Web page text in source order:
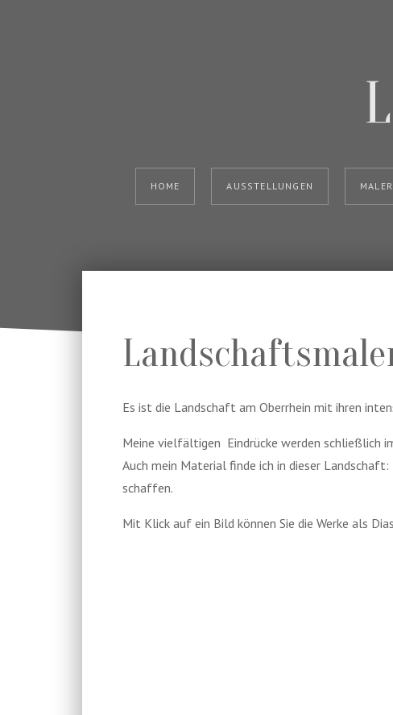
HOME AUSSTELLUNGEN
Es ist die Landschaft am Oberrhein mit ihren
Meine vielfältigen Eindrücke werden schließlich
Auch mein Material finde ich in dieser
schaffen.
Mit Klick auf ein Bild können Sie die Werke als